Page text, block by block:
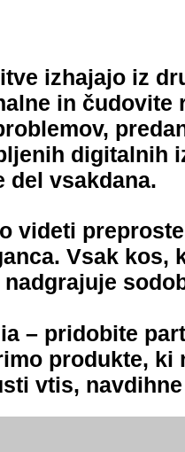
izhajajo iz
in čudovite
digitalnih
del vsakdana.
videti
Vsak kos,
– pridobite
produkte,
vtis,